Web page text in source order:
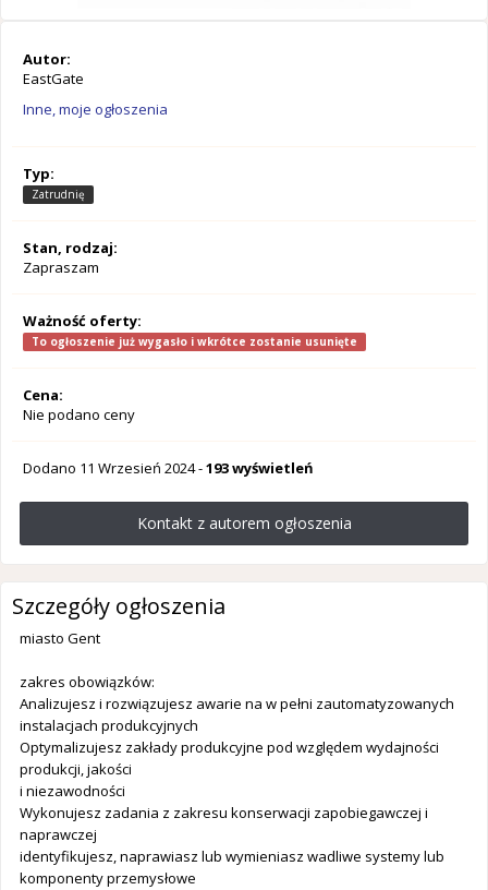
Autor:
EastGate
Inne, moje ogłoszenia
Typ:
Zatrudnię
Stan, rodzaj:
Zapraszam
Ważność oferty:
To ogłoszenie już wygasło i wkrótce zostanie usunięte
Cena:
Nie podano ceny
Dodano 11 Wrzesień 2024-193 wyświetleń
Kontakt z autorem ogłoszenia
Szczegóły ogłoszenia
miasto Gent
zakres obowiązków:
Analizujesz i rozwiązujesz awarie na w pełni zautomatyzowanych
instalacjach produkcyjnych
Optymalizujesz zakłady produkcyjne pod względem wydajności
produkcji, jakości
i niezawodności
Wykonujesz zadania z zakresu konserwacji zapobiegawczej i
naprawczej
identyfikujesz, naprawiasz lub wymieniasz wadliwe systemy lub
komponenty przemysłowe